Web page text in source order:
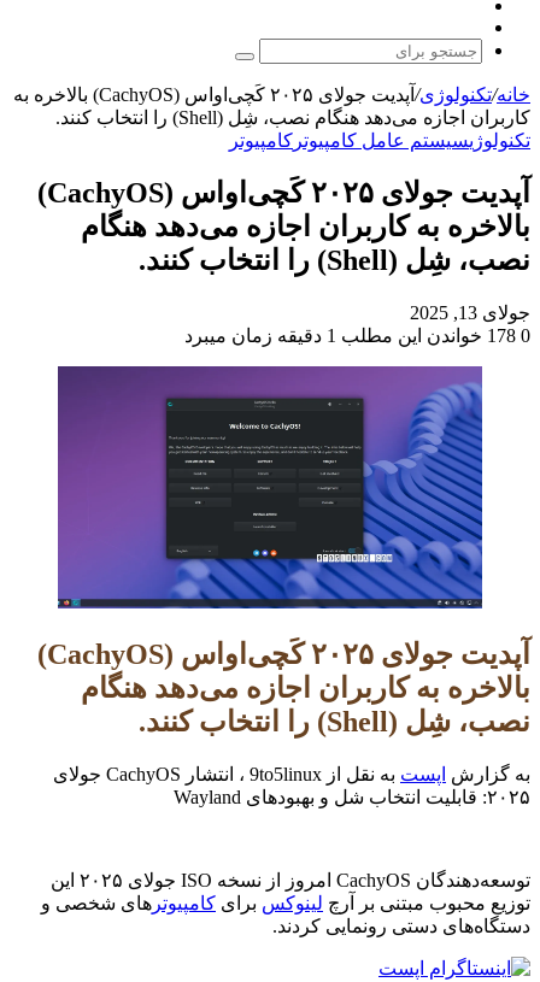
پوسته
جستجو
برای
خانه/تکنولوژی/
آپدیت جولای ۲۰۲۵ کَچی‌او‌اس (CachyOS) بالاخره به
کاربران اجازه می‌دهد هنگام نصب، شِل (Shell) را انتخاب کنند.
تکنولوژیسیستم عامل کامپیوتر کامپیوتر
آپدیت جولای ۲۰۲۵ کَچی‌او‌اس (CachyOS)
بالاخره به کاربران اجازه می‌دهد هنگام
نصب، شِل (Shell) را انتخاب کنند.
جولای 13, 2025
0
خواندن این مطلب 1 دقیقه زمان میبرد
آپدیت جولای ۲۰۲۵ کَچی‌او‌اس (CachyOS)
بالاخره به کاربران اجازه می‌دهد هنگام
نصب، شِل (Shell) را انتخاب کنند.
به گزارش اپست
به نقل از 9to5linux ، انتشار CachyOS جولای
۲۰۲۵: قابلیت انتخاب شل و بهبودهای Wayland
توسعه‌دهندگان CachyOS امروز از نسخه ISO جولای ۲۰۲۵ این
توزیع محبوب مبتنی بر آرچ لینوکس برای کامپیوتر های شخصی و
دستگاه‌های دستی رونمایی کردند.